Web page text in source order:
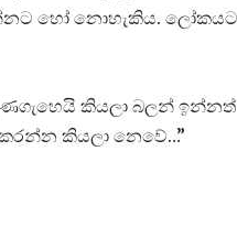
හෝ නොහැකිය.
කියලා බලන් ඉන්නත්
කියලා නෙවේ…”